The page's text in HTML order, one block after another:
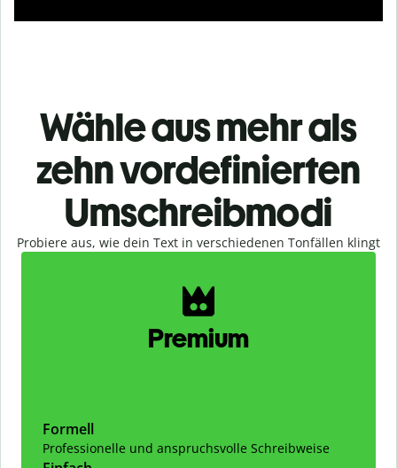
Wähle aus mehr als
zehn vordefinierten
Umschreibmodi
Probiere aus, wie dein Text in verschiedenen Tonfällen klingt
Slide 1 of 2
Premium
Formell
Professionelle und anspruchsvolle Schreibweise